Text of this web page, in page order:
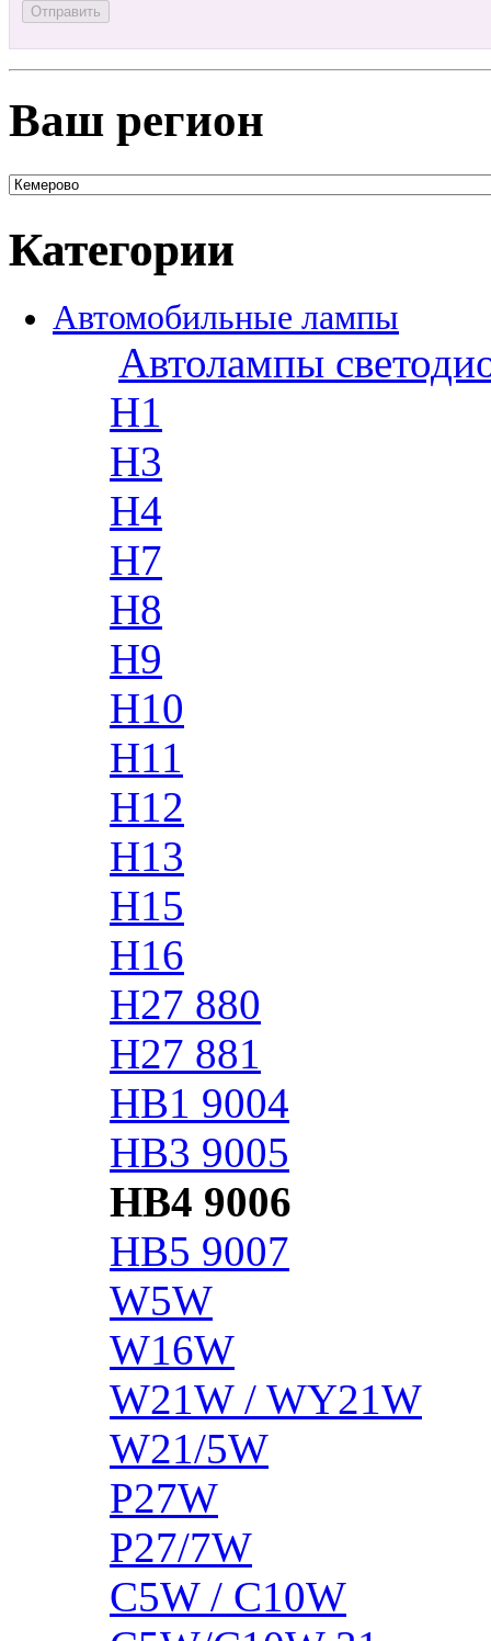
Ваш регион
Категории
Автомобильные лампы
Автолампы
H1
H3
H4
H7
H8
H9
H10
H11
H12
H13
H15
H16
H27 880
H27 881
HB1 9004
HB3 9005
HB4 9006
HB5 9007
W5W
W16W
W21W / WY21W
W21/5W
P27W
P27/7W
C5W / C10W